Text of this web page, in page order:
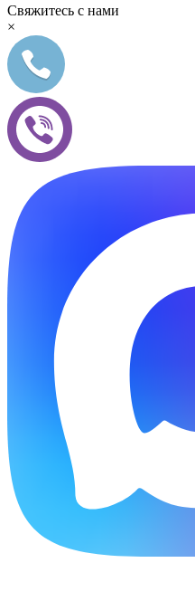
Свяжитесь с нами
×